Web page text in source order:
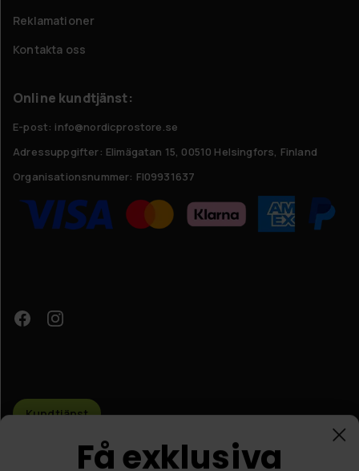
Reklamationer
Kontakta oss
Online kundtjänst:
E-post: info@nordicprostore.se
Adressuppgifter: Elimägatan 15, 00510 Helsingfors, Finland
Organisationsnummer: FI09931637
Kundtjänst
© Nordic Prostore 2026
Få exklusiva
förmåner!